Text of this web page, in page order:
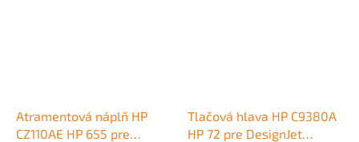
Atramentová náplň HP
CZ110AE HP 655 pre
Tlačová hlava HP C9380A
HP 72 pre DesignJet